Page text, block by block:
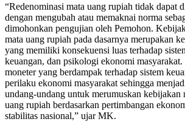
“Redenominasi mata uang rupiah tidak dapat
dengan mengubah atau memaknai norma
dimohonkan pengujian oleh Pemohon.
mata uang rupiah pada dasarnya merupakan
yang memiliki konsekuensi luas terhadap
keuangan, dan psikologi ekonomi masyarakat.
moneter yang berdampak terhadap sistem
perilaku ekonomi masyarakat sehingga
undang-undang untuk merumuskan kebijakan
uang rupiah berdasarkan pertimbangan
stabilitas nasional,” ujar MK.